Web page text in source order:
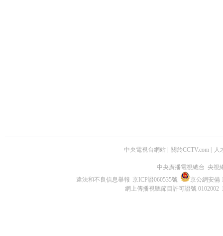
中央電視台網站 關於CCTV.com 人
中央廣播電視總台 央視
違法和不良信息舉報 京ICP證060535號
京公網安備
網上傳播視聽節目許可證號 0102002